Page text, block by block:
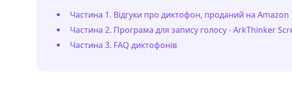
Частина 1. Відгуки про диктофон, проданий на Amazon
Частина 2. Програма для запису голосу - ArkThinker
Частина 3. FAQ диктофонів